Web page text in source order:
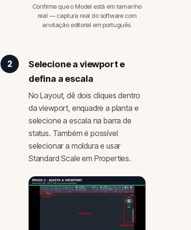
Confirme que o Model está em tamanho
real — captura real do software com
anotação editorial em português.
2
Selecione a viewport e
defina a escala
No Layout, dê dois cliques dentro
da viewport, enquadre a planta e
selecione a escala na barra de
status. Também é possível
selecionar a moldura e usar
Standard Scale em Properties.